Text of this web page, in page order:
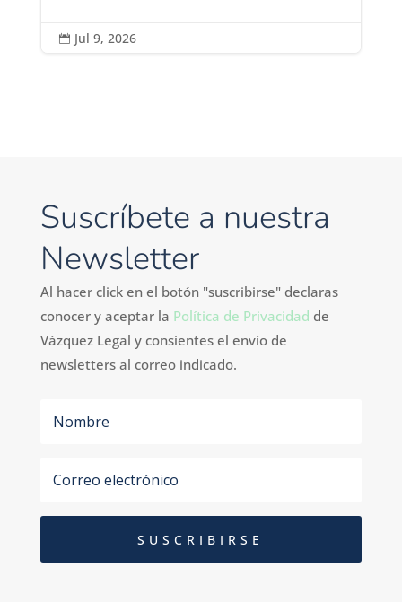
 Jul 9, 2026
Suscríbete a nuestra
Newsletter
Al hacer click en el botón "suscribirse" declaras
conocer y aceptar la Política de Privacidad de
Vázquez Legal y consientes el envío de
newsletters al correo indicado.
SUSCRIBIRSE